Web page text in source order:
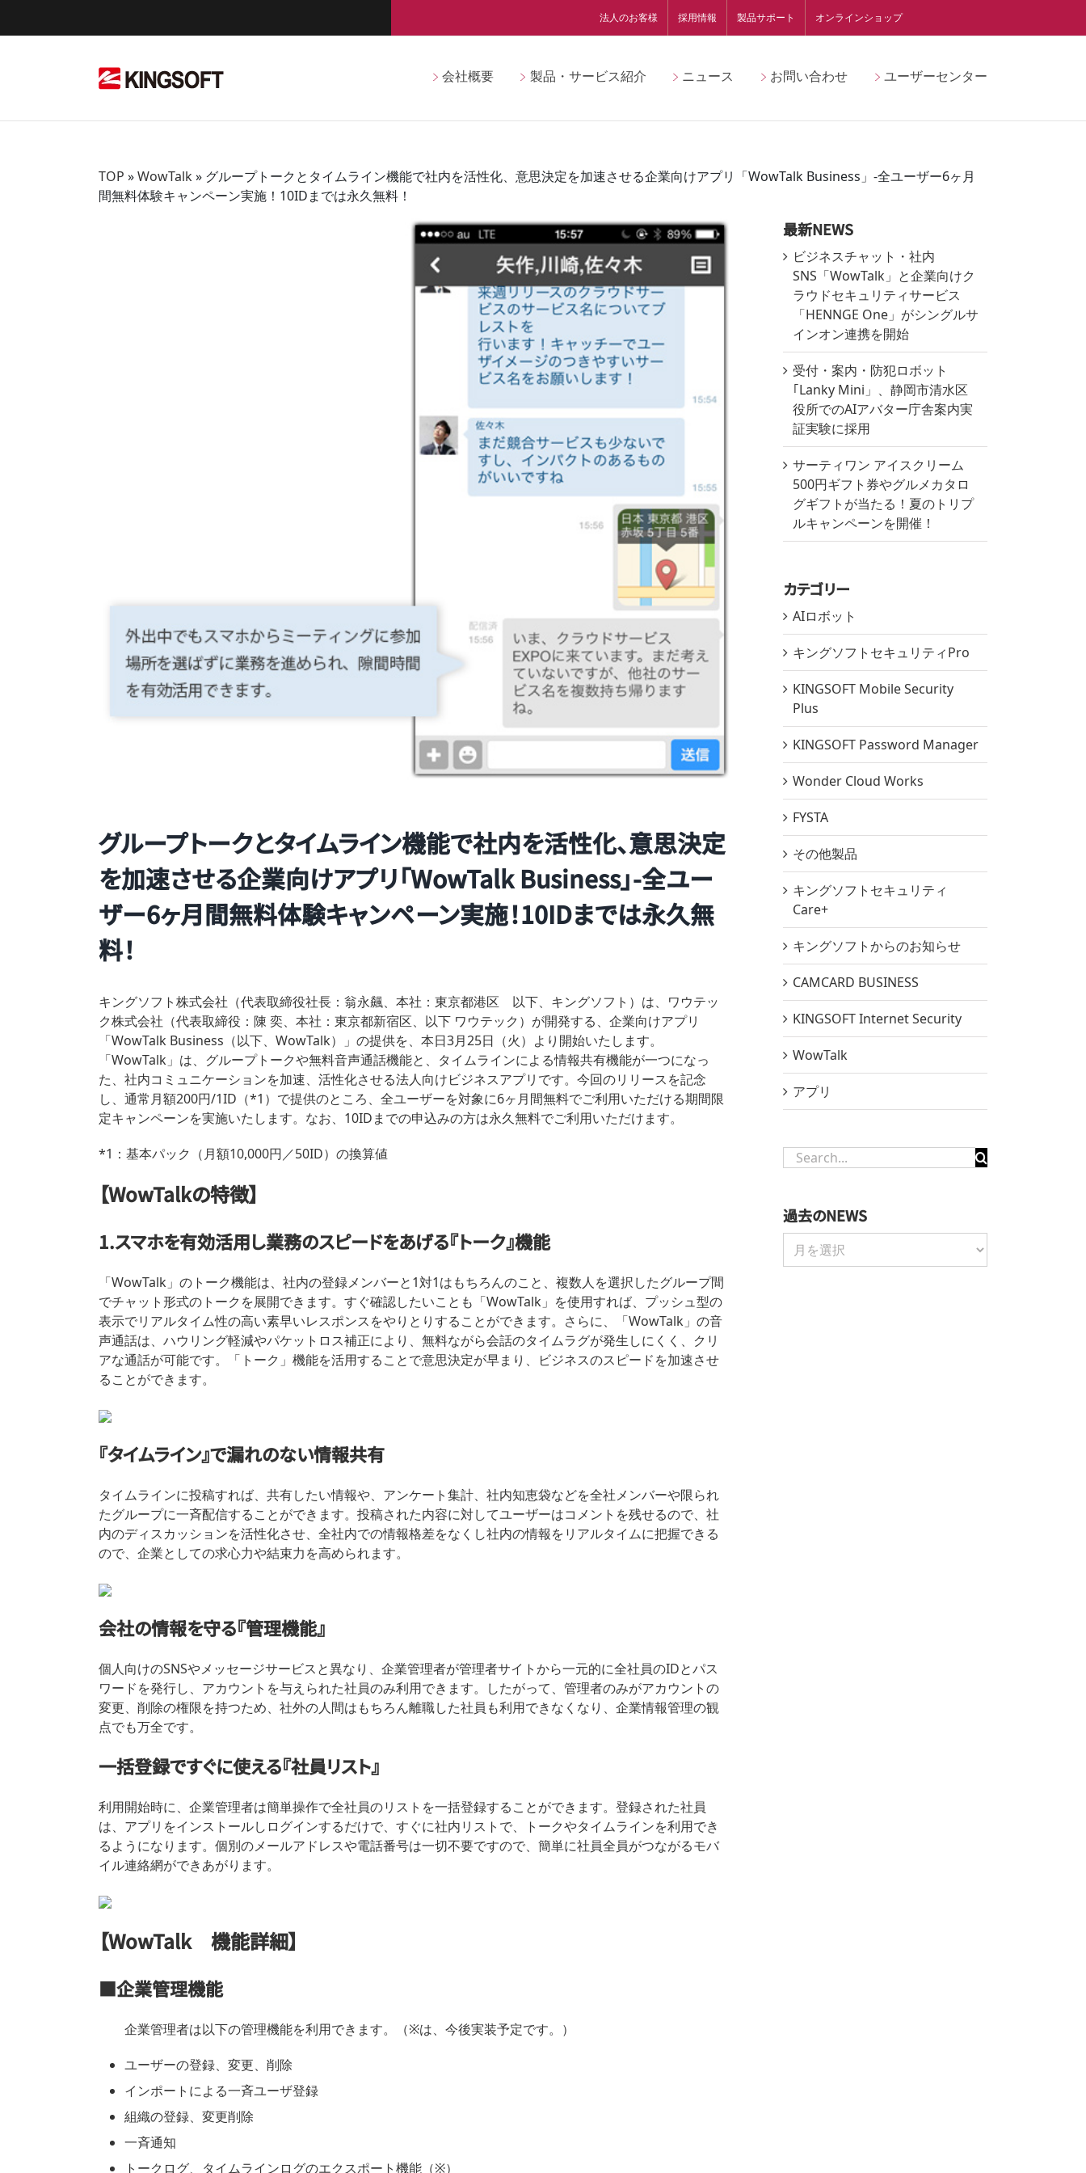
法人のお客様 採用情報 製品サポート オンラインショップ
会社概要 製品・サービス紹介 ニュース お問い合わせ ユーザーセンター
TOP »WowTalk» グループトークとタイムライン機能で社内を活性化、意思決定を加速させる企業向けアプリ「WowTalk Business」-全ユーザー6ヶ月
間無料体験キャンペーン実施！10IDまでは永久無料！
グループトークとタイムライン機能で社内を活性化、意思決定
を加速させる企業向けアプリ「WowTalk Business」-全ユー
ザー6ヶ月間無料体験キャンペーン実施！10IDまでは永久無
料！
キングソフト株式会社（代表取締役社長：翁永飆、本社：東京都港区 以下、キングソフト）は、ワウテッ
ク株式会社（代表取締役：陳 奕、本社：東京都新宿区、以下 ワウテック）が開発する、企業向けアプリ
「WowTalk Business（以下、WowTalk）」の提供を、本日3月25日（火）より開始いたします。
「WowTalk」は、グループトークや無料音声通話機能と、タイムラインによる情報共有機能が一つになっ
た、社内コミュニケーションを加速、活性化させる法人向けビジネスアプリです。今回のリリースを記念
し、通常月額200円/1ID（*1）で提供のところ、全ユーザーを対象に6ヶ月間無料でご利用いただける期間限
定キャンペーンを実施いたします。なお、10IDまでの申込みの方は永久無料でご利用いただけます。
*1：基本パック（月額10,000円／50ID）の換算値
【WowTalkの特徴】
1.スマホを有効活用し業務のスピードをあげる『トーク』機能
「WowTalk」のトーク機能は、社内の登録メンバーと1対1はもちろんのこと、複数人を選択したグループ間
でチャット形式のトークを展開できます。すぐ確認したいことも「WowTalk」を使用すれば、プッシュ型の
表示でリアルタイム性の高い素早いレスポンスをやりとりすることができます。さらに、「WowTalk」の音
声通話は、ハウリング軽減やパケットロス補正により、無料ながら会話のタイムラグが発生しにくく、クリ
アな通話が可能です。「トーク」機能を活用することで意思決定が早まり、ビジネスのスピードを加速させ
ることができます。
『タイムライン』で漏れのない情報共有
タイムラインに投稿すれば、共有したい情報や、アンケート集計、社内知恵袋などを全社メンバーや限られ
たグループに一斉配信することができます。投稿された内容に対してユーザーはコメントを残せるので、社
内のディスカッションを活性化させ、全社内での情報格差をなくし社内の情報をリアルタイムに把握できる
ので、企業としての求心力や結束力を高められます。
会社の情報を守る『管理機能』
個人向けのSNSやメッセージサービスと異なり、企業管理者が管理者サイトから一元的に全社員のIDとパス
ワードを発行し、アカウントを与えられた社員のみ利用できます。したがって、管理者のみがアカウントの
変更、削除の権限を持つため、社外の人間はもちろん離職した社員も利用できなくなり、企業情報管理の観
点でも万全です。
一括登録ですぐに使える『社員リスト』
利用開始時に、企業管理者は簡単操作で全社員のリストを一括登録することができます。登録された社員
は、アプリをインストールしログインするだけで、すぐに社内リストで、トークやタイムラインを利用でき
るようになります。個別のメールアドレスや電話番号は一切不要ですので、簡単に社員全員がつながるモバ
イル連絡網ができあがります。
【WowTalk 機能詳細】
■企業管理機能
企業管理者は以下の管理機能を利用できます。（※は、今後実装予定です。）
ユーザーの登録、変更、削除
インポートによる一斉ユーザ登録
組織の登録、変更削除
一斉通知
トークログ、タイムラインログのエクスポート機能（※）
最新NEWS
ビジネスチャット・社内
SNS「WowTalk」と企業向けク
ラウドセキュリティサービス
「HENNGE One」がシングルサ
インオン連携を開始
受付・案内・防犯ロボット
｢Lanky Mini」、静岡市清水区
役所でのAIアバター庁舎案内実
証実験に採用
サーティワン アイスクリーム
500円ギフト券やグルメカタロ
グギフトが当たる！夏のトリプ
ルキャンペーンを開催！
カテゴリー
AIロボット
キングソフトセキュリティPro
KINGSOFT Mobile Security
Plus
KINGSOFT Password Manager
Wonder Cloud Works
FYSTA
その他製品
キングソフトセキュリティ
Care+
キングソフトからのお知らせ
CAMCARD BUSINESS
KINGSOFT Internet Security
WowTalk
アプリ
Search
過去のNEWS
去